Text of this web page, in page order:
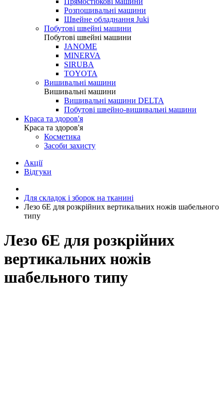
Розпошивальні машини
Швейне обладнання Juki
Побутові швейні машини
Побутові швейні машини
JANOME
MINERVA
SIRUBA
TOYOTA
Вишивальні машини
Вишивальні машини
Вишивальні машини DELTA
Побутові швейно-вишивальні машини
Краса та здоров'я
Краса та здоров'я
Косметика
Засоби захисту
Акції
Відгуки
Для складок і зборок на тканині
Лезо 6E для розкрійних вертикальних ножів шабельного
типу
Лезо 6E для розкрійних
вертикальних ножів
шабельного типу